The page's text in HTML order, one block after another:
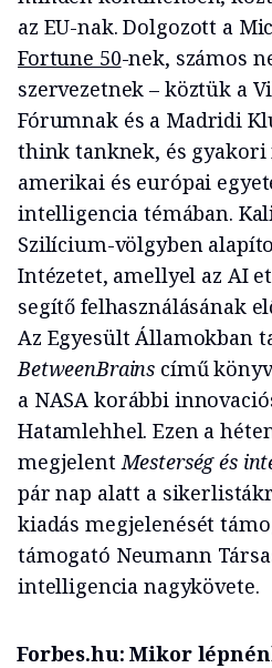
az EU-nak. Dolgozott a
Fortune 50-nek, számos
szervezetnek – köztük a
Fórumnak és a Madridi
think tanknek, és gyakori
amerikai és európai
intelligencia témában.
Szilícium-völgyben
Intézetet, amellyel az AI
segítő felhasználásának
Az Egyesült Államokban
BetweenBrains című
a NASA korábbi
Hatamlehhel. Ezen a
megjelentMesterség és
pár nap alatt a
kiadás megjelenését
támogató Neumann
intelligencia nagykövete.
Forbes.hu: Mikor